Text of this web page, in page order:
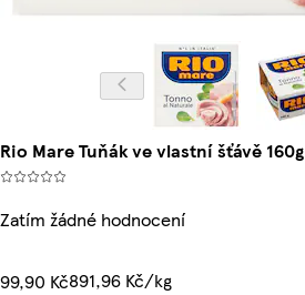
Rio Mare Tuňák ve vlastní šťávě 160g
Zatím žádné hodnocení
99,90 Kč891,96 Kč/kg